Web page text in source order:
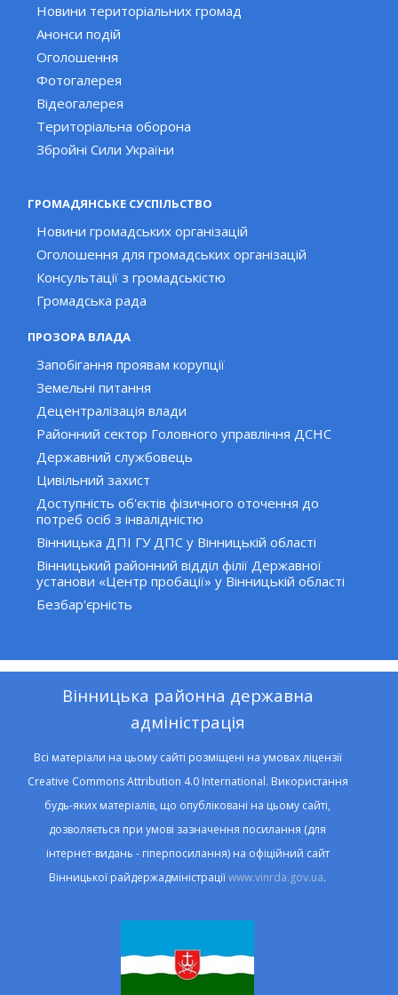
Новини територіальних громад
Анонси подій
Оголошення
Фотогалерея
Відеогалерея
Територіальна оборона
Збройні Сили України
ГРОМАДЯНСЬКЕ СУСПІЛЬСТВО
Новини громадських організацій
Оголошення для громадських організацій
Консультації з громадськістю
Громадська рада
ПРОЗОРА ВЛАДА
Запобігання проявам корупції
Земельні питання
Децентралізація влади
Районний сектор Головного управління ДСНС
Державний службовець
Цивільний захист
Доступність об'єктів фізичного оточення до
потреб осіб з інвалідністю
Вінницька ДПІ ГУ ДПС у Вінницькій області
Вінницький районний відділ філії Державної
установи «Центр пробації» у Вінницькій області
Безбар'єрність
Вінницька районна державна
адміністрація
Всі матеріали на цьому сайті розміщені на умовах ліцензії
Creative Commons Attribution 4.0 International. Використання
будь-яких матеріалів, що опубліковані на цьому сайті,
дозволяється при умові зазначення посилання (для
інтернет-видань - гіперпосилання) на офіційний сайт
Вінницької райдержадміністраціїwww.vinrda.gov.ua.